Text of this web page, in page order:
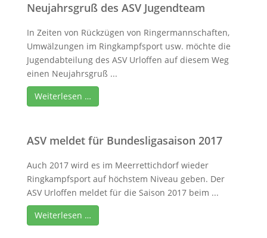
Neujahrsgruß des ASV Jugendteam
In Zeiten von Rückzügen von Ringermannschaften,
Umwälzungen im Ringkampfsport usw. möchte die
Jugendabteilung des ASV Urloffen auf diesem Weg
einen Neujahrsgruß ...
Weiterlesen …
ASV meldet für Bundesligasaison 2017
Auch 2017 wird es im Meerrettichdorf wieder
Ringkampfsport auf höchstem Niveau geben. Der
ASV Urloffen meldet für die Saison 2017 beim ...
Weiterlesen …